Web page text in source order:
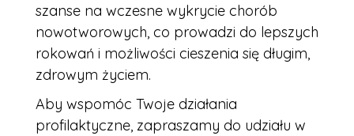
szanse na wczesne wykrycie chorób
nowotworowych, co prowadzi do lepszych
rokowań i możliwości cieszenia się długim,
zdrowym życiem.
Aby wspomóc Twoje działania
profilaktyczne, zapraszamy do udziału w